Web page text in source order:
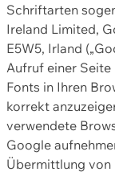
Schriftarten
Ireland Limited,
E5W5, Irland
Aufruf einer
Fonts in Ihren
korrekt
verwendete
Google
Übermittlung von